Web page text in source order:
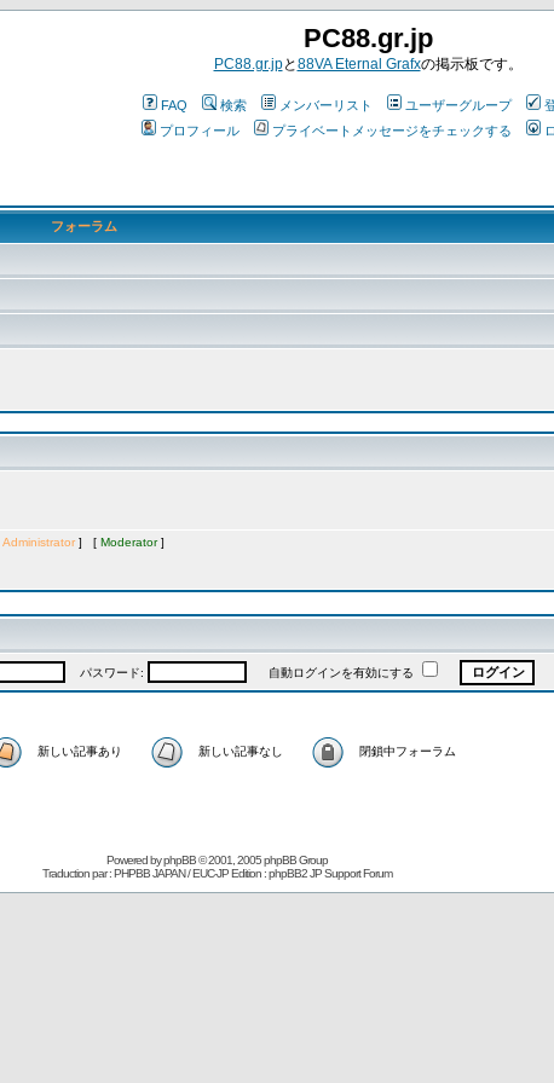
PC88.gr.jp
PC88.gr.jpと88VA Eternal Grafxの掲示板です。
FAQ 検索 メンバーリスト ユーザーグループ
プロフィール
プライベートメッセージをチェックする
フォーラム
Administrator ] [ Moderator]
パスワード: 自動ログインを有効にする
新しい記事あり 新しい記事なし 閉鎖中フォーラム
Powered byphpBB© 2001, 2005 phpBB Group
Traduction par : PHPBB JAPAN / EUC-JP Edition :phpBB2 JP Support Forum